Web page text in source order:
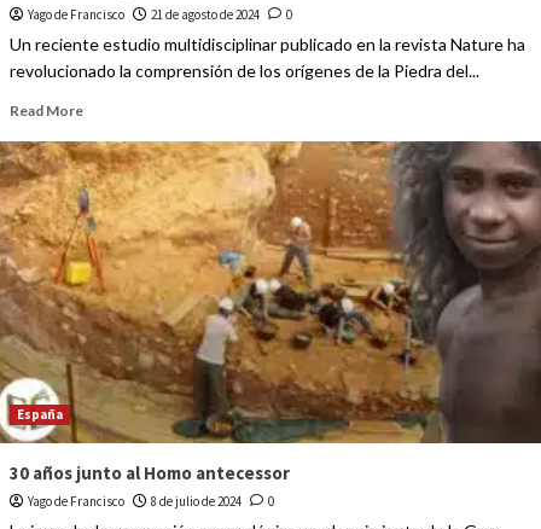
Yago de Francisco 21 de agosto de 2024 0
Un reciente estudio multidisciplinar publicado en la revista Nature ha
revolucionado la comprensión de los orígenes de la Piedra del...
Read More
España
30 años junto al Homo antecessor
Yago de Francisco 8 de julio de 2024 0